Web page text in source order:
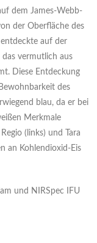
dem James-Webb-
der Oberfläche des
auf der
vermutlich aus
Diese Entdeckung
des
blau, da er bei
Merkmale
(links) und Tara
an Kohlendioxid-Eis
und NIRSpec IFU